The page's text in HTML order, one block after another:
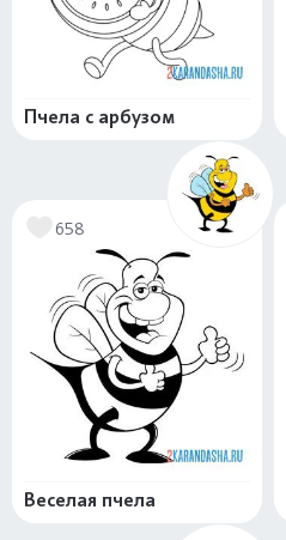
Пчела с арбузом
658
Веселая пчела